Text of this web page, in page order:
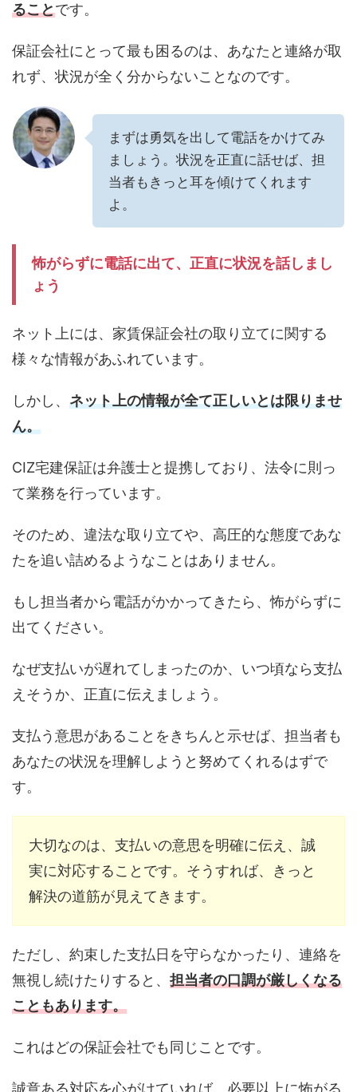
ることです。
保証会社にとって最も困るのは、あなたと連絡が取
れず、状況が全く分からないことなのです。
まずは勇気を出して電話をかけてみ
ましょう。状況を正直に話せば、担
当者もきっと耳を傾けてくれます
よ。
怖がらずに電話に出て、正直に状況を話しまし
ょう
ネット上には、家賃保証会社の取り立てに関する
様々な情報があふれています。
しかし、 ネット上の情報が全て正しいとは限りませ
ん。
CIZ宅建保証は弁護士と提携しており、法令に則っ
て業務を行っています。
そのため、違法な取り立てや、高圧的な態度であな
たを追い詰めるようなことはありません。
もし担当者から電話がかかってきたら、怖がらずに
出てください。
なぜ支払いが遅れてしまったのか、いつ頃なら支払
えそうか、正直に伝えましょう。
支払う意思があることをきちんと示せば、担当者も
あなたの状況を理解しようと努めてくれるはずで
す。
大切なのは、支払いの意思を明確に伝え、誠
実に対応することです。そうすれば、きっと
解決の道筋が見えてきます。
ただし、約束した支払日を守らなかったり、連絡を
無視し続けたりすると、 担当者の口調が厳しくなる
こともあります。
これはどの保証会社でも同じことです。